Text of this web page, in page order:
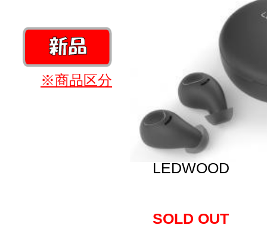
※商品区分
LEDWOOD
SOLD OUT